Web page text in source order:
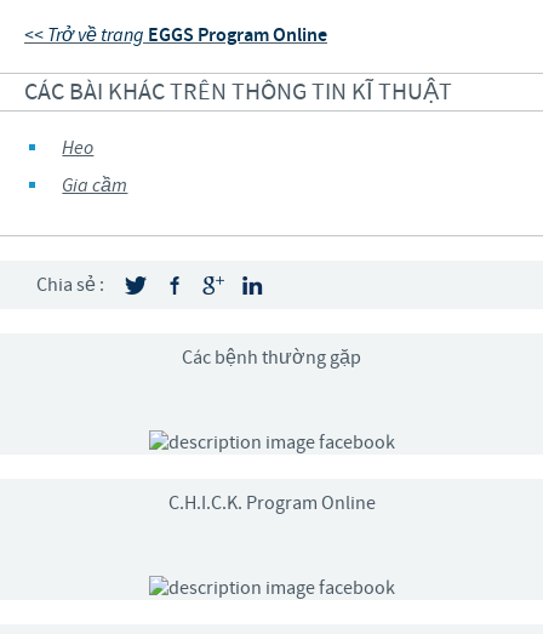
<< Trở về trang EGGS Program Online
CÁC BÀI KHÁC TRÊN THÔNG TIN KĨ THUẬT
Heo
Gia cầm
Chia sẻ :
Các bệnh thường gặp
C.H.I.C.K. Program Online